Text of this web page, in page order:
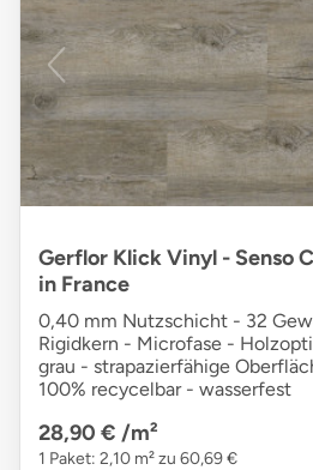
Gerflor Klick Vinyl - Senso
in France
0,40 mm Nutzschicht - 32
Rigidkern - Microfase -
grau - strapazierfähige
100% recycelbar - wasserfest
28,90 € /m²
1 Paket: 2,10 m² zu 60,69 €